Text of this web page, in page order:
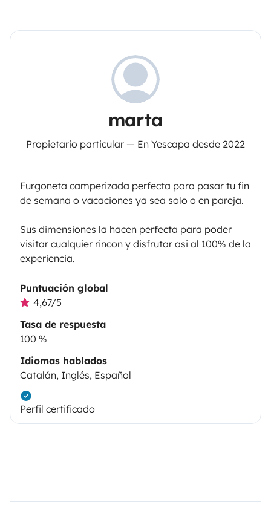
marta
Propietario particular — En Yescapa desde 2022
Furgoneta camperizada perfecta para pasar tu fin
de semana o vacaciones ya sea solo o en pareja.
Sus dimensiones la hacen perfecta para poder
visitar cualquier rincon y disfrutar asi al 100% de la
experiencia.
Puntuación global
4,67/5
Tasa de respuesta
100 %
Idiomas hablados
Catalán, Inglés, Español
Perfil certificado